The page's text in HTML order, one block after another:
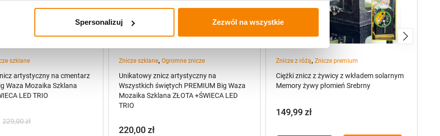
Spersonalizuj Zezwól na wszystkie
szklane
artystyczny na cmentarz
Waza Mozaika Szklana
LED TRIO
229,00zł
Znicze szklane, Ogromne znicze
Unikatowy znicz artystyczny na
Wszystkich świętych PREMIUM Big Waza
Mozaika Szklana ZŁOTA +ŚWIECA LED
TRIO
220,00zł
Znicze z różą, Znicze premium
Ciężki znicz z żywicy z wkładem solarnym
Memory żywy płomień Srebrny
149,99zł